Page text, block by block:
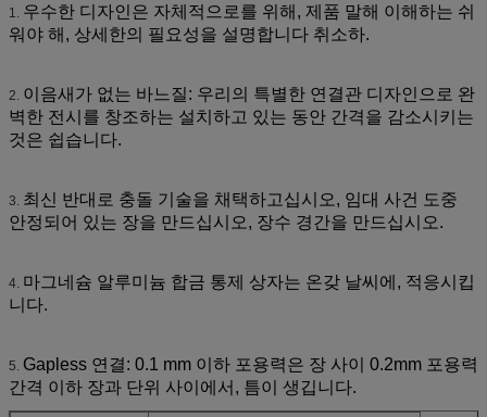
1. 우수한 디자인은 자체적으로를 위해, 제품 말해 이해하는 쉬
워야 해, 상세한의 필요성을 설명합니다 취소하.
2. 이음새가 없는 바느질: 우리의 특별한 연결관 디자인으로 완
벽한 전시를 창조하는 설치하고 있는 동안 간격을 감소시키는
것은 쉽습니다.
3. 최신 반대로 충돌 기술을 채택하고십시오, 임대 사건 도중
안정되어 있는 장을 만드십시오, 장수 경간을 만드십시오.
4. 마그네슘 알루미늄 합금 통제 상자는 온갖 날씨에, 적응시킵
니다.
5. Gapless 연결: 0.1 mm 이하 포용력은 장 사이 0.2mm 포용력
간격 이하 장과 단위 사이에서, 틈이 생깁니다.